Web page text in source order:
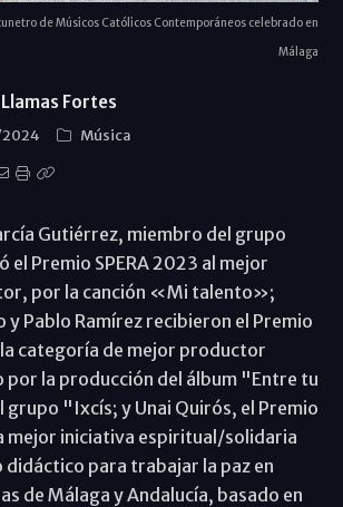
de Músicos Católicos Contemporáneos celebrado en
Málaga
Fortes
Música
Gutiérrez, miembro del grupo
el Premio SPERA 2023 al mejor
por la canción «Mi talento»;
Pablo Ramírez recibieron el Premio
la categoría de mejor productor
por la producción del álbum "Entre tu
grupo "Ixcís; y Unai Quirós, el Premio
mejor iniciativa espiritual/solidaria
para trabajar la paz en
de Málaga y Andalucía, basado en